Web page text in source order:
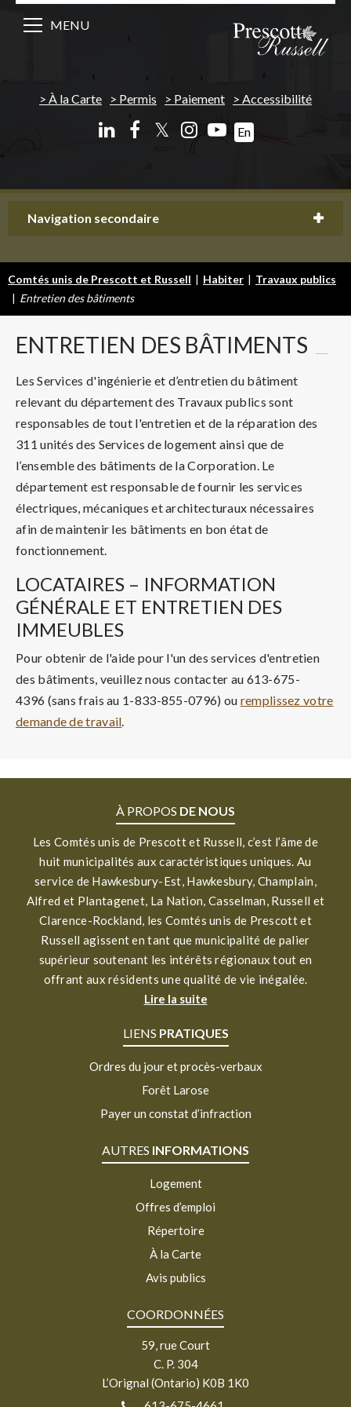
À la Carte Permis Paiement Accessibilité
𝕏 En
MENU
Navigation secondaire
Comtés unis de Prescott et Russell | Habiter | Travaux publics
| Entretien des bâtiments
ENTRETIEN DES BÂTIMENTS
Les Services d'ingénierie et d’entretien du bâtiment
relevant du département des Travaux publics sont
responsables de tout l'entretien et de la réparation des
311 unités des Services de logement ainsi que de
l’ensemble des bâtiments de la Corporation. Le
département est responsable de fournir les services
électriques, mécaniques et architecturaux nécessaires
afin de maintenir les bâtiments en bon état de
fonctionnement.
LOCATAIRES – INFORMATION
GÉNÉRALE ET ENTRETIEN DES
IMMEUBLES
Pour obtenir de l'aide pour l'un des services d'entretien
des bâtiments, veuillez nous contacter au 613-675-
4396 (sans frais au 1-833-855-0796) ou remplissez votre
demande de travail.
À PROPOS DE NOUS
Les Comtés unis de Prescott et Russell, c’est l’âme de
huit municipalités aux caractéristiques uniques. Au
service de Hawkesbury-Est, Hawkesbury, Champlain,
Alfred et Plantagenet, La Nation, Casselman, Russell et
Clarence-Rockland, les Comtés unis de Prescott et
Russell agissent en tant que municipalité de palier
supérieur soutenant les intérêts régionaux tout en
offrant aux résidents une qualité de vie inégalée.
Lire la suite
LIENS PRATIQUES
Ordres du jour et procès-verbaux
Forêt Larose
Payer un constat d’infraction
AUTRES INFORMATIONS
Logement
Offres d’emploi
Répertoire
À la Carte
Avis publics
COORDONNÉES
59, rue Court
C. P. 304
L’Orignal (Ontario) K0B 1K0